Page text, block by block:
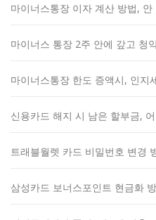
마이너스통장 이자 계산 방법,
마이너스 통장 2주 안에 갚고 청
마이너스통장 한도 증액시, 인지
신용카드 해지 시 남은 할부금,
트래블월렛 카드 비밀번호 변경
삼성카드 보너스포인트 현금화